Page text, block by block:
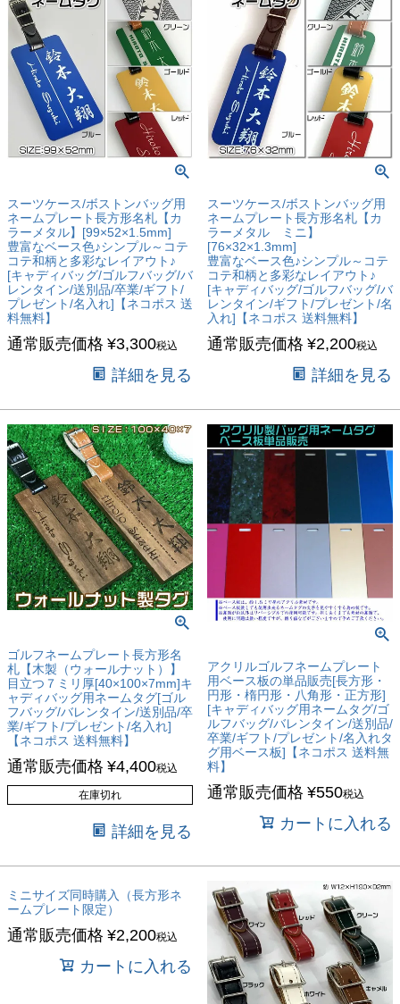
スーツケース/ボストンバッグ用
ネームプレート長方形名札【カ
ラーメタル】[99×52×1.5mm]
豊富なベース色♪シンプル～コテ
コテ和柄と多彩なレイアウト♪
[キャディバッグ/ゴルフバッグ/バ
レンタイン/送別品/卒業/ギフト/
プレゼント/名入れ]【ネコポス 送
料無料】
通常販売価格 ¥3,300税込
詳細を見る
スーツケース/ボストンバッグ用
ネームプレート長方形名札【カ
ラーメタル ミニ】
[76×32×1.3mm]
豊富なベース色♪シンプル～コテ
コテ和柄と多彩なレイアウト♪
[キャディバッグ/ゴルフバッグ/バ
レンタイン/ギフト/プレゼント/名
入れ]【ネコポス 送料無料】
通常販売価格 ¥2,200税込
詳細を見る
ゴルフネームプレート長方形名
札【木製（ウォールナット）】
目立つ７ミリ厚[40×100×7mm]キ
ャディバッグ用ネームタグ[ゴル
フバッグ/バレンタイン/送別品/卒
業/ギフト/プレゼント/名入れ]
【ネコポス 送料無料】
通常販売価格 ¥4,400税込
在庫切れ
詳細を見る
アクリルゴルフネームプレート
用ベース板の単品販売[長方形・
円形・楕円形・八角形・正方形]
[キャディバッグ用ネームタグ/ゴ
ルフバッグ/バレンタイン/送別品/
卒業/ギフト/プレゼント/名入れタ
グ用ベース板]【ネコポス 送料無
料】
通常販売価格 ¥550税込
カートに入れる
ミニサイズ同時購入（長方形ネ
ームプレート限定）
通常販売価格 ¥2,200税込
カートに入れる